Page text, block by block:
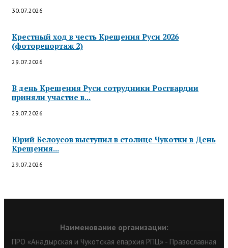
30.07.2026
Крестный ход в честь Крещения Руси 2026
(фоторепортаж 2)
29.07.2026
В день Крещения Руси сотрудники Росгвардии
приняли участие в...
29.07.2026
Юрий Белоусов выступил в столице Чукотки в День
Крещения...
29.07.2026
Наименование организации:
ПРО «Анадырская и Чукотская епархия РПЦ» - Православная